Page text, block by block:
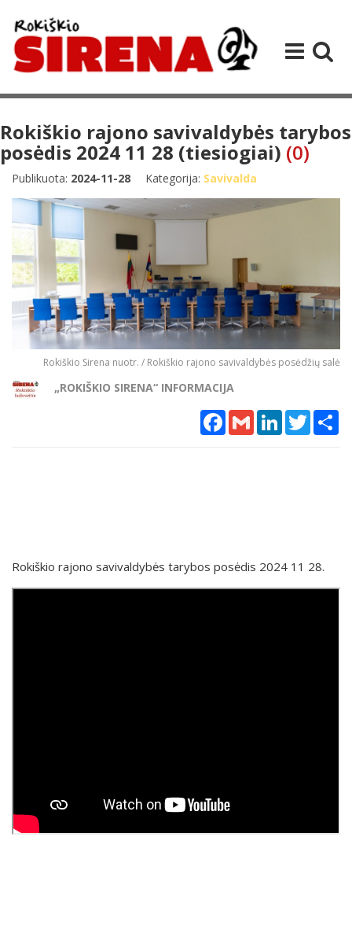
Rokiškio rajono savivaldybės tarybos
posėdis 2024 11 28 (tiesiogiai) (0)
Publikuota: 2024-11-28 Kategorija: Savivalda
Rokiškio Sirena nuotr. / Rokiškio rajono savivaldybės posėdžių salė
„ROKIŠKIO SIRENA“ INFORMACIJA
Facebook
Gmail LinkedInTwitter
Rokiškio rajono savivaldybės tarybos posėdis 2024 11 28.